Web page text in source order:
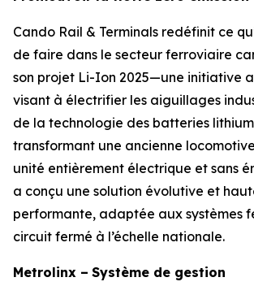
Cando Rail & Terminals redéfinit ce
de faire dans le secteur ferroviaire
son projet Li-Ion 2025—une initiative
visant à électrifier les aiguillages
de la technologie des batteries
transformant une ancienne
unité entièrement électrique et sans
a conçu une solution évolutive et
performante, adaptée aux systèmes
circuit fermé à l’échelle nationale.
Metrolinx – Système de gestion